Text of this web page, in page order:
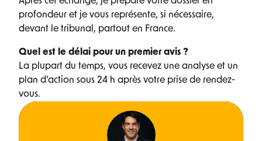
profondeur et je vous représente, si nécessaire,
devant le tribunal, partout en France.
Quel est le délai pour un premier avis ?
La plupart du temps, vous recevez une analyse et un
plan d’action sous 24 h après votre prise de rendez-
vous.